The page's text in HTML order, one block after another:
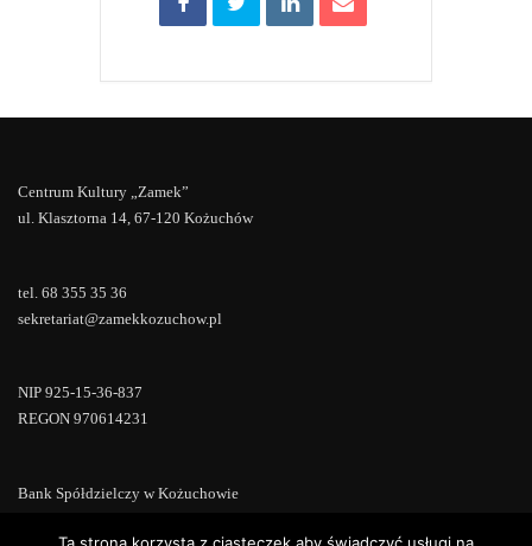
Centrum Kultury „Zamek”
ul. Klasztorna 14, 67-120 Kożuchów
tel. 68 355 35 36
sekretariat@zamekkozuchow.pl
NIP 925-15-36-837
REGON 970614231
Bank Spółdzielczy w Kożuchowie